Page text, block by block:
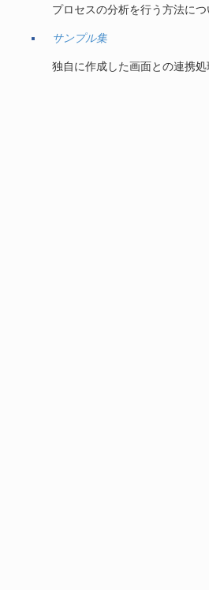
プロセスの分析を行う方法につ
サンプル集
独自に作成した画面との連携処